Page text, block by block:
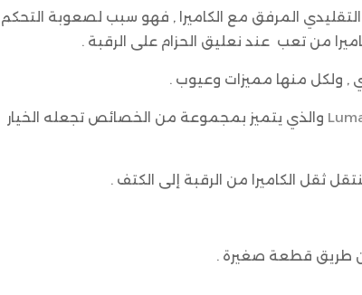
التقليدي المرفق مع الكاميرا , فهو سبب لصعوبة التحكم
من تعب عند نعليق الحزام على الرقبة .
, ولكل منها مميزات وعيوب .
والذي يتميز بمجموعة من الخصائص تجعله الخيار